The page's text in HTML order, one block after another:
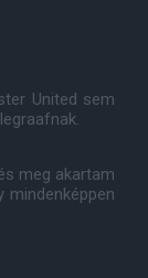
United sem
meg akartam
mindenképpen